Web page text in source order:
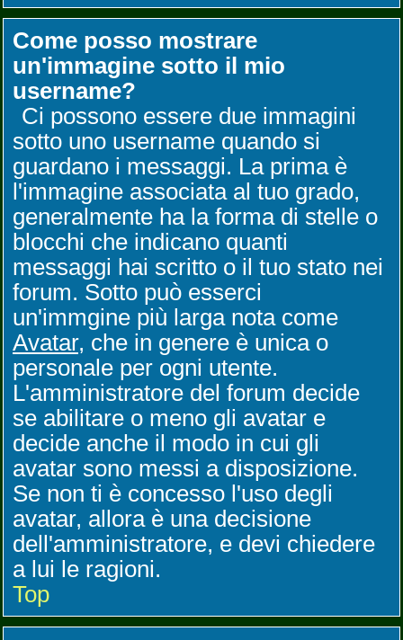
Come posso mostrare
un'immagine sotto il mio
username?
Ci possono essere due immagini
sotto uno username quando si
guardano i messaggi. La prima è
l'immagine associata al tuo grado,
generalmente ha la forma di stelle o
blocchi che indicano quanti
messaggi hai scritto o il tuo stato nei
forum. Sotto può esserci
un'immgine più larga nota come
Avatar, che in genere è unica o
personale per ogni utente.
L'amministratore del forum decide
se abilitare o meno gli avatar e
decide anche il modo in cui gli
avatar sono messi a disposizione.
Se non ti è concesso l'uso degli
avatar, allora è una decisione
dell'amministratore, e devi chiedere
a lui le ragioni.
Top